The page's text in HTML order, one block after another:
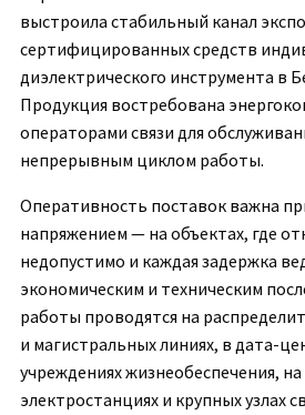
выстроила стабильный канал
сертифицированных средств
диэлектрического инструмента в
Продукция востребована
операторами связи для
непрерывным циклом работы.
Оперативность поставок важна
напряжением — на объектах, где
недопустимо и каждая задержка
экономическим и техническим
работы проводятся на
и магистральных линиях, в дата-
учреждениях жизнеобеспечения,
электростанциях и крупных узлах